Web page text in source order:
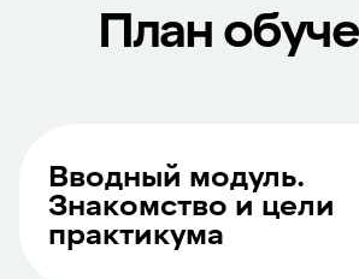
План
Вводный модуль.
Знакомство и цели
практикума